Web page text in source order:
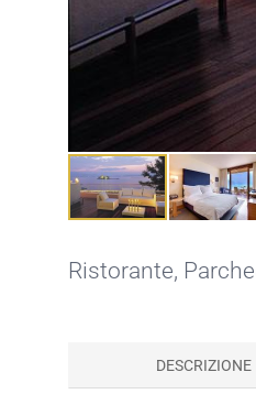
Ristorante,
DESCRIZIONE